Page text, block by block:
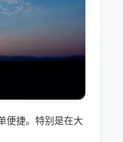
便捷。特别是在大